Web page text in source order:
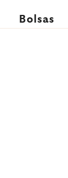
Bolsas